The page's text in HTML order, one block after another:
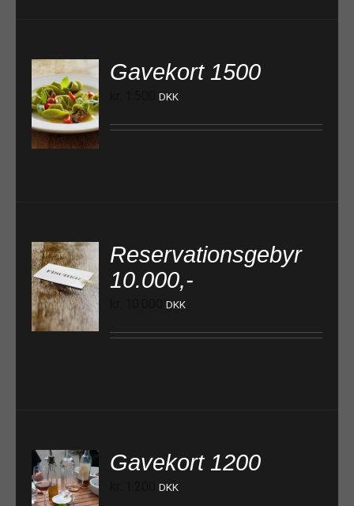
Gavekort 1500
DKK
Reservationsgebyr
10.000,-
DKK
Gavekort 1200
DKK